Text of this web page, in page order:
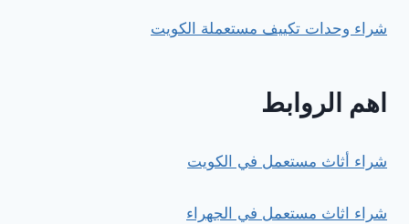
شراء وحدات تكييف مستعملة الكويت
اهم الروابط
شراء أثاث مستعمل في الكويت
شراء اثاث مستعمل في الجهراء